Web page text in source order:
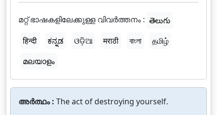
മറ്റ് ഭാഷകളിലേക്കുള്ള വിവർത്തനം : తెలుగు
हिन्दी
ಕನ್ನಡ ଓଡ଼ିଆ मराठी বাংলা
தமிழ்
മലയാളം
അർത്ഥം : The act of destroying yourself.